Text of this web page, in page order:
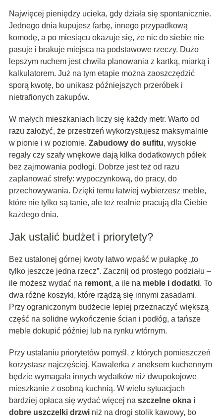
Najwięcej pieniędzy ucieka, gdy działa się spontanicznie.
Jednego dnia kupujesz farbę, innego przypadkową
komodę, a po miesiącu okazuje się, że nic do siebie nie
pasuje i brakuje miejsca na podstawowe rzeczy. Dużo
lepszym ruchem jest chwila planowania z kartką, miarką i
kalkulatorem. Już na tym etapie można zaoszczędzić
sporą kwotę, bo unikasz późniejszych przeróbek i
nietrafionych zakupów.
W małych mieszkaniach liczy się każdy metr. Warto od
razu założyć, że przestrzeń wykorzystujesz maksymalnie
w pionie i w poziomie. Zabudowy do sufitu, wysokie
regały czy szafy wnękowe dają kilka dodatkowych półek
bez zajmowania podłogi. Dobrze jest też od razu
zaplanować strefy: wypoczynkową, do pracy, do
przechowywania. Dzięki temu łatwiej wybierzesz meble,
które nie tylko są tanie, ale też realnie pracują dla Ciebie
każdego dnia.
Jak ustalić budżet i priorytety?
Bez ustalonej górnej kwoty łatwo wpaść w pułapkę „to
tylko jeszcze jedna rzecz”. Zacznij od prostego podziału –
ile możesz wydać na remont, a ile na meble i dodatki. To
dwa różne koszyki, które rządzą się innymi zasadami.
Przy ograniczonym budżecie lepiej przeznaczyć większą
część na solidne wykończenie ścian i podłóg, a tańsze
meble dokupić później lub na rynku wtórnym.
Przy ustalaniu priorytetów pomyśl, z których pomieszczeń
korzystasz najczęściej. Kawalerka z aneksem kuchennym
będzie wymagała innych wydatków niż dwupokojowe
mieszkanie z osobną kuchnią. W wielu sytuacjach
bardziej opłaca się wydać więcej na szczelne okna i
dobre uszczelki drzwiniż na drogi stolik kawowy, bo